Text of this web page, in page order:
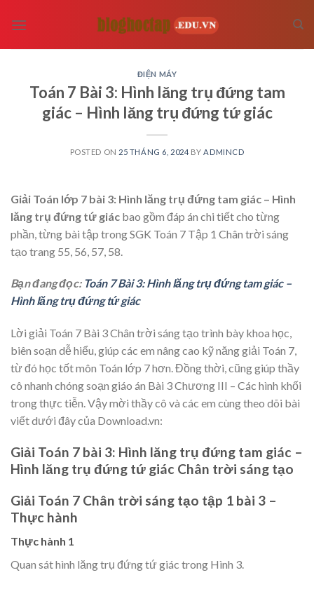
ĐIỆN MÁY
Toán 7 Bài 3: Hình lăng trụ đứng tam
giác – Hình lăng trụ đứng tứ giác
POSTED ON 25 THÁNG 6, 2024 BY ADMINCD
Giải Toán lớp 7 bài 3: Hình lăng trụ đứng tam giác – Hình
lăng trụ đứng tứ giác bao gồm đáp án chi tiết cho từng
phần, từng bài tập trong SGK Toán 7 Tập 1 Chân trời sáng
tạo trang 55, 56, 57, 58.
Bạn đang đọc: Toán 7 Bài 3: Hình lăng trụ đứng tam giác –
Hình lăng trụ đứng tứ giác
Lời giải Toán 7 Bài 3 Chân trời sáng tạo trình bày khoa học,
biên soạn dễ hiểu, giúp các em nâng cao kỹ năng giải Toán 7,
từ đó học tốt môn Toán lớp 7 hơn. Đồng thời, cũng giúp thầy
cô nhanh chóng soạn giáo án Bài 3 Chương III – Các hình khối
trong thực tiễn. Vậy mời thầy cô và các em cùng theo dõi bài
viết dưới đây của Download.vn:
Giải Toán 7 bài 3: Hình lăng trụ đứng tam giác –
Hình lăng trụ đứng tứ giác Chân trời sáng tạo
Giải Toán 7 Chân trời sáng tạo tập 1 bài 3 –
Thực hành
Thực hành 1
Quan sát hình lăng trụ đứng tứ giác trong Hình 3.